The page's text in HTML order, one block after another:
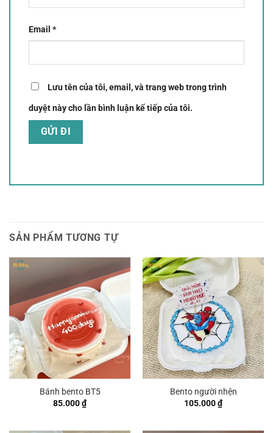
Email *
Lưu tên của tôi, email, và trang web trong trình
duyệt này cho lần bình luận kế tiếp của tôi.
SẢN PHẨM TƯƠNG TỰ
Bánh bento BT5
85.000₫
Bento người nhện
105.000₫